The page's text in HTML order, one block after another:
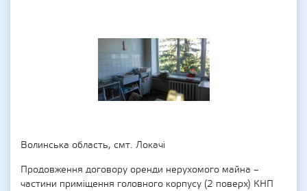
Волинська область, cмт. Локачі
Продовження договору оренди нерухомого майна –
частини приміщення головного корпусу (2 поверх) КНП